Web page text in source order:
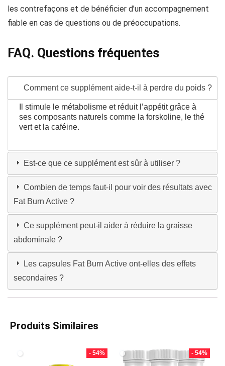
les contrefaçons et de bénéficier d’un accompagnement
fiable en cas de questions ou de préoccupations.
FAQ. Questions fréquentes
Comment ce supplément aide-t-il à perdre du poids ?
Il stimule le métabolisme et réduit l’appétit grâce à
ses composants naturels comme la forskoline, le thé
vert et la caféine.
Est-ce que ce supplément est sûr à utiliser ?
Combien de temps faut-il pour voir des résultats avec
Fat Burn Active ?
Ce supplément peut-il aider à réduire la graisse
abdominale ?
Les capsules Fat Burn Active ont-elles des effets
secondaires ?
Produits Similaires
- 54% - 54%